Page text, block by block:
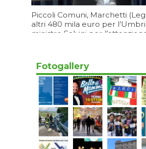
Piccoli Comuni, Marchetti
altri 480 mila euro per
ministro Salvini per
Fotogallery